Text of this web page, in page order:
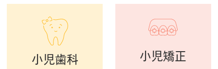
小児歯科 小児矯正